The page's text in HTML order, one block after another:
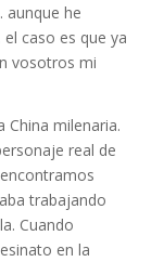
aunque he
caso es que ya
vosotros mi
China milenaria.
real de
trabajando
Cuando
en la